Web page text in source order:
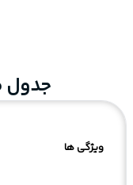
جدول
ویژگی ها